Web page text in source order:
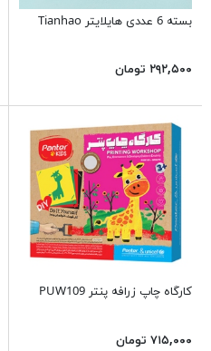
بسته 6 عددی هایلایتر Tianhao
۲۹۲,۵۰۰ تومان
کارگاه چاپ زرافه پنتر PUW109
۷۱۵,۰۰۰ تومان